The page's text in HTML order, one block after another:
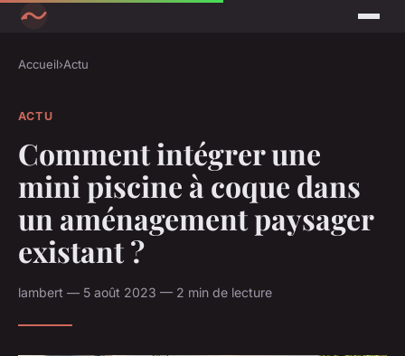
Accueil›Actu
ACTU
Comment intégrer une
mini piscine à coque dans
un aménagement paysager
existant ?
lambert — 5 août 2023 — 2 min de lecture